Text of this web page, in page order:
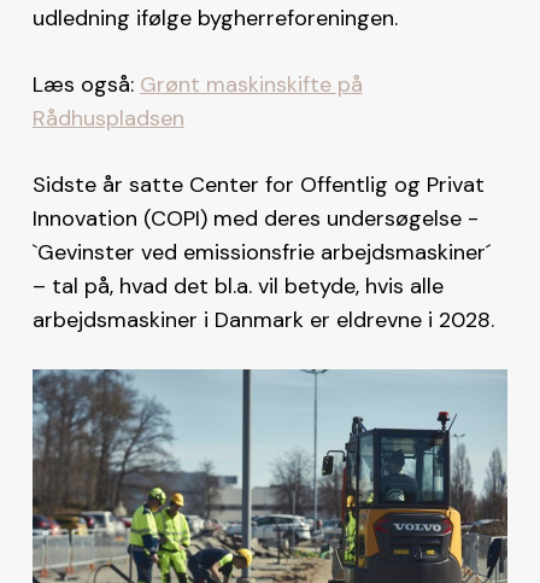
udledning ifølge bygherreforeningen.
Læs også: Grønt maskinskifte på
Rådhuspladsen
Sidste år satte Center for Offentlig og Privat
Innovation (COPI) med deres undersøgelse -
`Gevinster ved emissionsfrie arbejdsmaskiner´
– tal på, hvad det bl.a. vil betyde, hvis alle
arbejdsmaskiner i Danmark er eldrevne i 2028.